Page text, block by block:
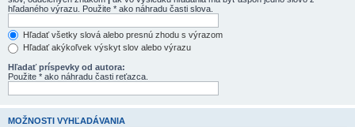
hľadaného výrazu. Použite * ako náhradu časti slova.
Hľadať všetky slová alebo presnú zhodu s výrazom
Hľadať akýkoľvek výskyt slov alebo výrazu
Hľadať príspevky od autora:
Použite * ako náhradu časti reťazca.
MOŽNOSTI VYHĽADÁVANIA